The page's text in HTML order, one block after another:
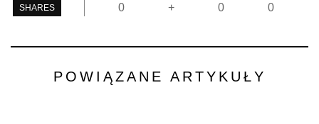
SHARES 0 + 0 0
POWIĄZANE ARTYKUŁY